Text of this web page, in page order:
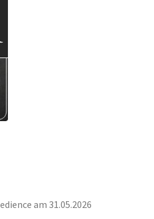
am 31.05.2026